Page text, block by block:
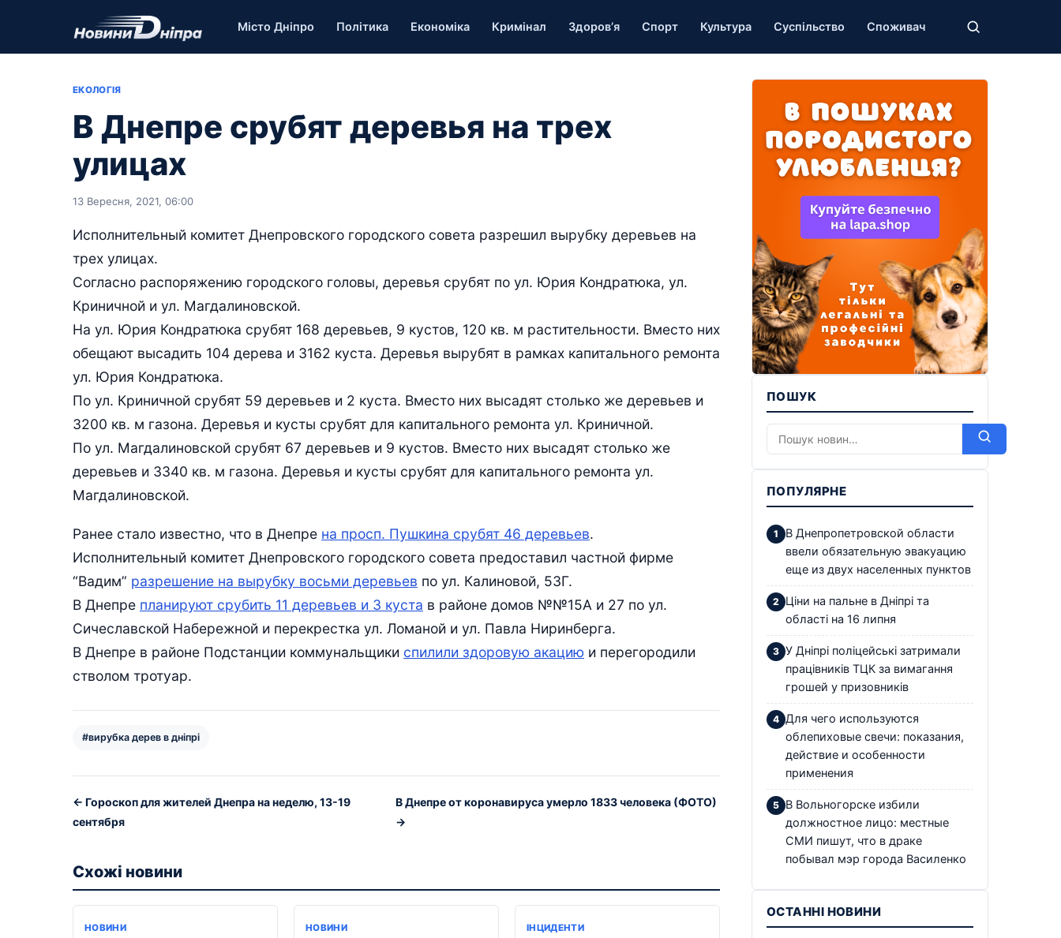
Місто Дніпро Політика Економіка Кримінал Здоров’я Спорт Культура Суспільство Споживач
ЕКОЛОГІЯ
В Днепре срубят деревья на трех
улицах
13 Вересня, 2021, 06:00
Исполнительный комитет Днепровского городского совета разрешил вырубку деревьев на
трех улицах.
Согласно распоряжению городского головы, деревья срубят по ул. Юрия Кондратюка, ул.
Криничной и ул. Магдалиновской.
На ул. Юрия Кондратюка срубят 168 деревьев, 9 кустов, 120 кв. м растительности. Вместо них
обещают высадить 104 дерева и 3162 куста. Деревья вырубят в рамках капитального ремонта
ул. Юрия Кондратюка.
По ул. Криничной срубят 59 деревьев и 2 куста. Вместо них высадят столько же деревьев и
3200 кв. м газона. Деревья и кусты срубят для капитального ремонта ул. Криничной.
По ул. Магдалиновской срубят 67 деревьев и 9 кустов. Вместо них высадят столько же
деревьев и 3340 кв. м газона. Деревья и кусты срубят для капитального ремонта ул.
Магдалиновской.
Ранее стало известно, что в Днепре на просп. Пушкина срубят 46 деревьев.
Исполнительный комитет Днепровского городского совета предоставил частной фирме
“Вадим” разрешение на вырубку восьми деревьев по ул. Калиновой, 53Г.
В Днепре планируют срубить 11 деревьев и 3 куста в районе домов №№15А и 27 по ул.
Сичеславской Набережной и перекрестка ул. Ломаной и ул. Павла Ниринберга.
В Днепре в районе Подстанции коммунальщики спилили здоровую акацию и перегородили
стволом тротуар.
#вирубка дерев в дніпрі
← Гороскоп для жителей Днепра на неделю, 13-19
сентября
В Днепре от коронавируса умерло 1833 человека (ФОТО)
→
Схожі новини
НОВИНИ НОВИНИ ІНЦИДЕНТИ
ПОШУК
ПОПУЛЯРНЕ
В Днепропетровской области
ввели обязательную эвакуацию
еще из двух населенных пунктов
Ціни на пальне в Дніпрі та
області на 16 липня
У Дніпрі поліцейські затримали
працівників ТЦК за вимагання
грошей у призовників
Для чего используются
облепиховые свечи: показания,
действие и особенности
применения
В Вольногорске избили
должностное лицо: местные
СМИ пишут, что в драке
побывал мэр города Василенко
ОСТАННІ НОВИНИ